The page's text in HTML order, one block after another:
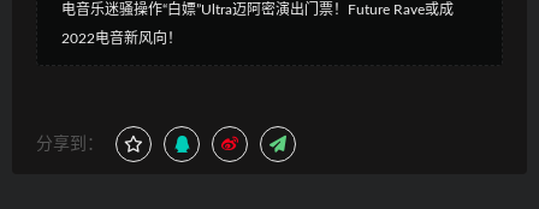
电音乐迷骚操作“白嫖”Ultra迈阿密演出门票！Future Rave或成
2022电音新风向！
分享到：